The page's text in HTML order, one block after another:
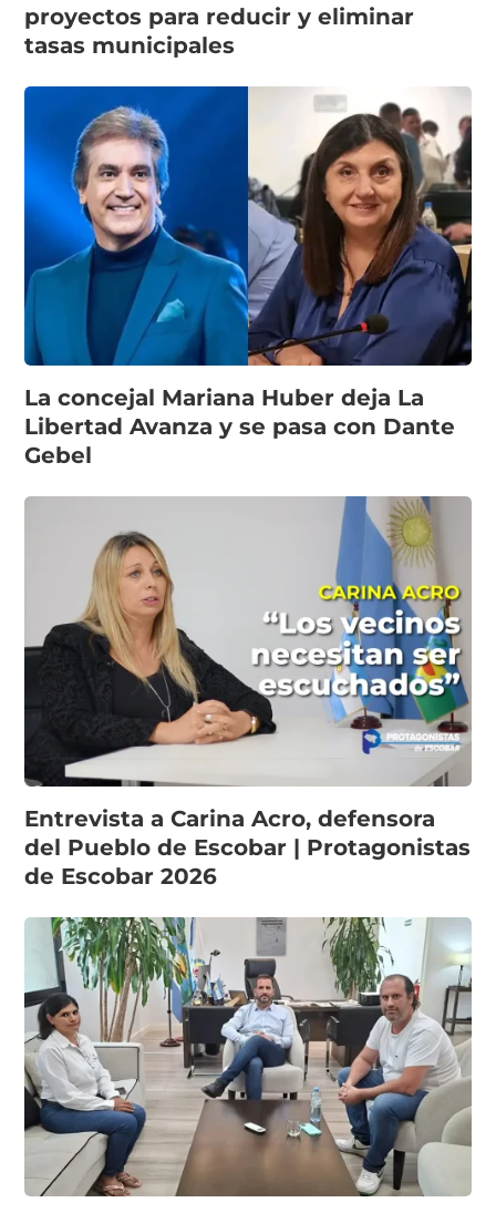
proyectos para reducir y eliminar
tasas municipales
La concejal Mariana Huber deja La
Libertad Avanza y se pasa con Dante
Gebel
Entrevista a Carina Acro, defensora
del Pueblo de Escobar | Protagonistas
de Escobar 2026